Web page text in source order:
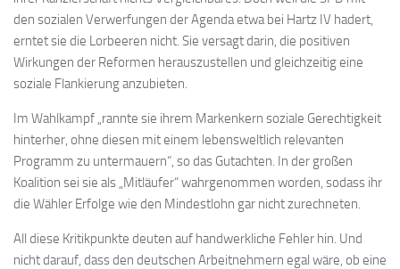
den sozialen Verwerfungen der Agenda etwa bei Hartz IV hadert,
erntet sie die Lorbeeren nicht. Sie versagt darin, die positiven
Wirkungen der Reformen herauszustellen und gleichzeitig eine
soziale Flankierung anzubieten.
Im Wahlkampf „rannte sie ihrem Markenkern soziale Gerechtigkeit
hinterher, ohne diesen mit einem lebensweltlich relevanten
Programm zu untermauern“, so das Gutachten. In der großen
Koalition sei sie als „Mitläufer“ wahrgenommen worden, sodass ihr
die Wähler Erfolge wie den Mindestlohn gar nicht zurechneten.
All diese Kritikpunkte deuten auf handwerkliche Fehler hin. Und
nicht darauf, dass den deutschen Arbeitnehmern egal wäre, ob eine